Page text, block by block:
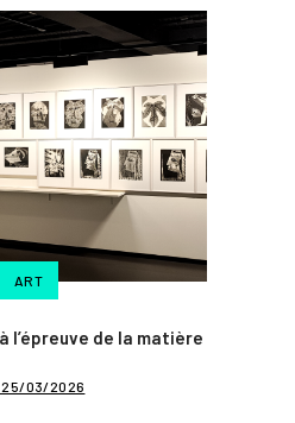
ART
l’épreuve de la matière
25/03/2026